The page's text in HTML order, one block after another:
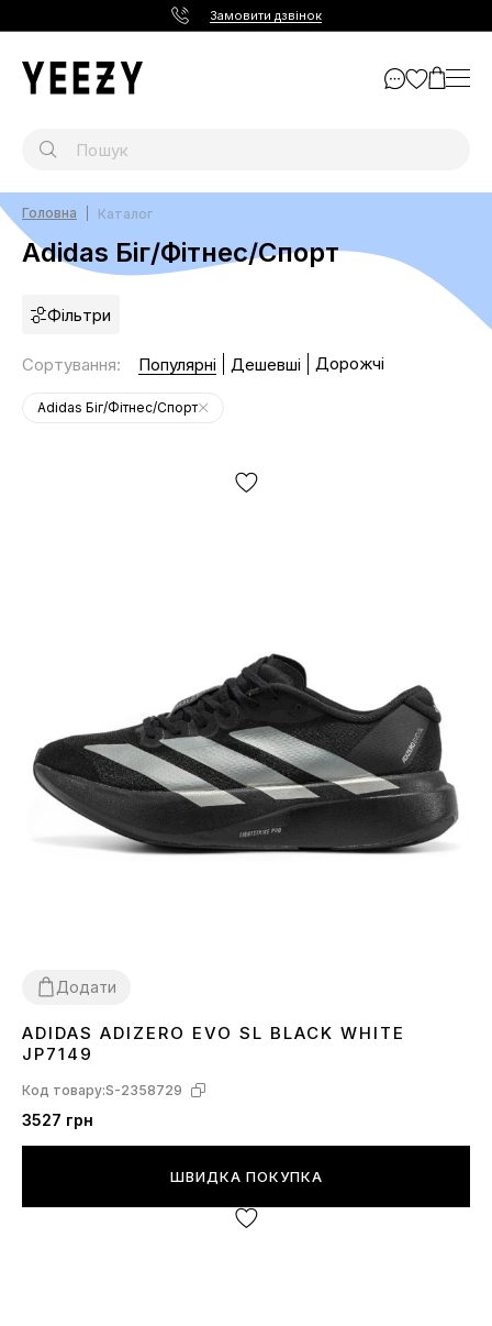
Замовити дзвінок
Головна Каталог
Adidas Біг/Фітнес/Спорт
Фільтри
Сортування: Популярні Дешевші Дорожчі
Adidas Біг/Фітнес/Спорт
Додати
36 3738 3940 41 4243 44 45
ADIDAS ADIZERO EVO SL BLACK WHITE
JP7149
Код товару:S-2358729
3527 грн
ШВИДКА ПОКУПКА